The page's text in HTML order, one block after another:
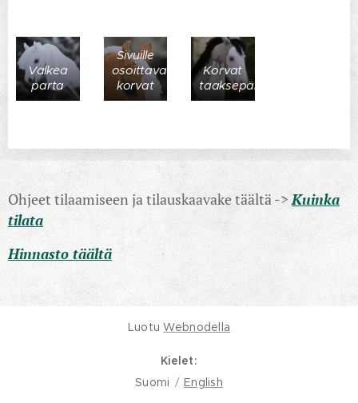
Valkea
parta
Sivuille
osoittavat
korvat
Korvat
taaksepäin
Ohjeet tilaamiseen ja tilauskaavake täältä ->Kuinka
tilata
Hinnasto täältä
LuotuWebnodella
Kielet
Suomi
English